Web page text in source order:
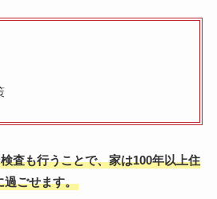
査も行うことで、家は100年以上住
過ごせます。